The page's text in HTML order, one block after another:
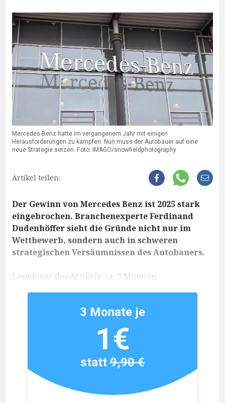
Mercedes-Benz hatte im vergangenem Jahr mit einigen
Herausforderungen zu kämpfen. Nun muss der Autobauer auf eine
neue Strategie setzen. Foto: IMAGO/snowfieldphotography
Artikel teilen:
Der Gewinn von Mercedes Benz ist 2025 stark
eingebrochen. Branchenexperte Ferdinand
Dudenhöffer sieht die Gründe nicht nur im
Wettbewerb, sondern auch in schweren
strategischen Versäumnissen des Autobauers.
Lesedauer des Artikels: ca. 3 Minuten
3 Monate je
1€
statt9,90 €